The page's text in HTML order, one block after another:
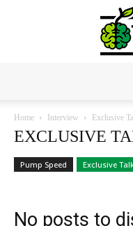
Home Interview Exclusive
EXCLUSIVE
Pump Speed Exclusive
No posts to